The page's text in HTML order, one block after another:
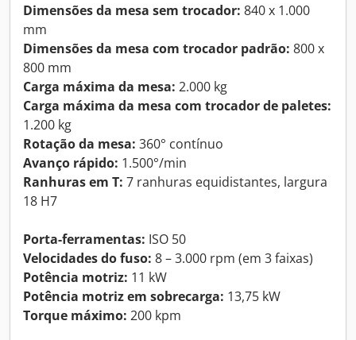
Dimensões da mesa sem trocador: 840 x 1.000
mm
Dimensões da mesa com trocador padrão: 800 x
800 mm
Carga máxima da mesa: 2.000 kg
Carga máxima da mesa com trocador de paletes:
1.200 kg
Rotação da mesa: 360° contínuo
Avanço rápido: 1.500°/min
Ranhuras em T: 7 ranhuras equidistantes, largura
18 H7
Porta-ferramentas: ISO 50
Velocidades do fuso: 8 – 3.000 rpm (em 3 faixas)
Potência motriz: 11 kW
Potência motriz em sobrecarga: 13,75 kW
Torque máximo: 200 kpm